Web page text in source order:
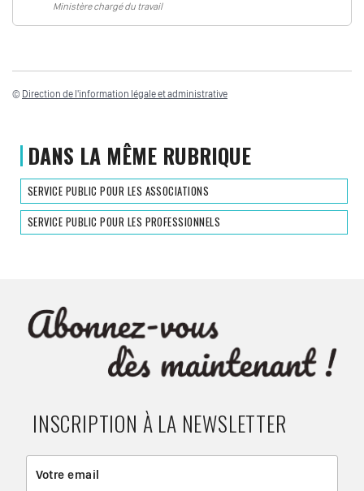
Ministère chargé du travail
© Direction de l'information légale et administrative
DANS LA MÊME RUBRIQUE
SERVICE PUBLIC POUR LES ASSOCIATIONS
SERVICE PUBLIC POUR LES PROFESSIONNELS
INSCRIPTION À LA NEWSLETTER